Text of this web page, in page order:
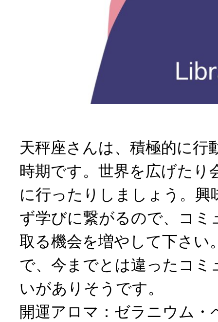
天秤座さんは、積極的に行
時期です。世界を広げたり
に行ったりしましょう。興
ず学びに繋がるので、コミ
取る機会を増やして下さい
で、今までとは違ったコミ
いがありそうです。
開運アロマ：ゼラニウム・